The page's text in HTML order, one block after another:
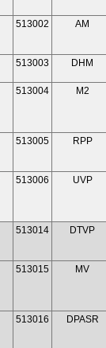
513002 AM
513003 DHM
513004 M2
513005 RPP
513006 UVP
513014 DTVP
513015 MV
513016 DPASR